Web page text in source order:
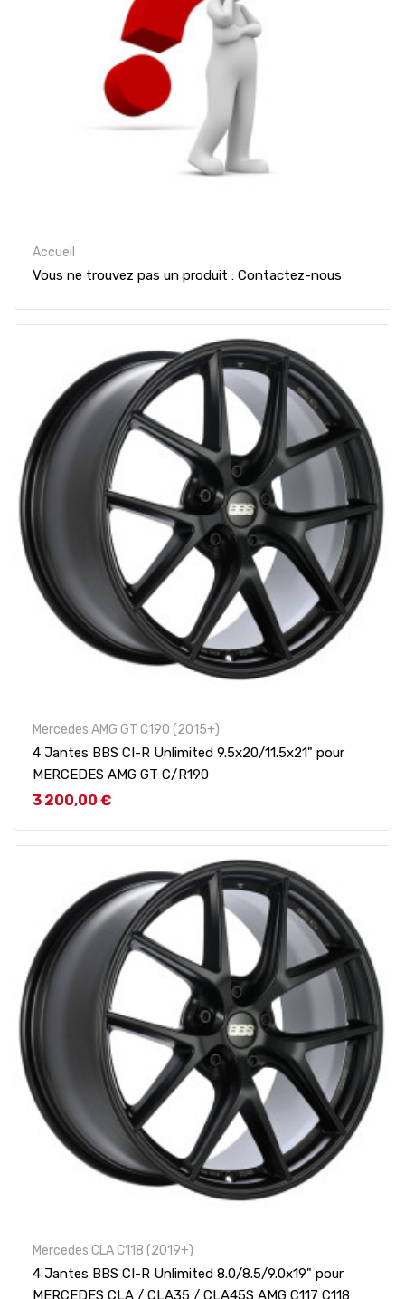
Accueil
Vous ne trouvez pas un produit : Contactez-nous
Mercedes AMG GT C190 (2015+)
4 Jantes BBS CI-R Unlimited 9.5x20/11.5x21" pour
MERCEDES AMG GT C/R190
Prix
3 200,00 €
Mercedes CLA C118 (2019+)
4 Jantes BBS CI-R Unlimited 8.0/8.5/9.0x19" pour
MERCEDES CLA / CLA35 / CLA45S AMG C117 C118